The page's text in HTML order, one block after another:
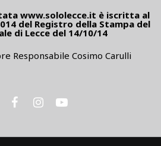
www.sololecce.it è iscritta al
del Registro della Stampa del
di Lecce del 14/10/14
Responsabile Cosimo Carulli